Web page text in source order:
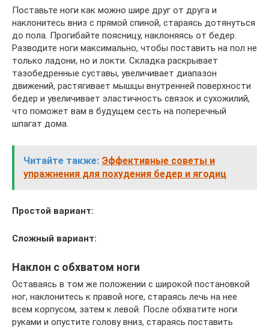
Поставьте ноги как можно шире друг от друга и
наклонитесь вниз с прямой спиной, стараясь дотянуться
до пола. Прогибайте поясницу, наклоняясь от бедер.
Разводите ноги максимально, чтобы поставить на пол не
только ладони, но и локти. Складка раскрывает
тазобедренные суставы, увеличивает диапазон
движений, растягивает мышцы внутренней поверхности
бедер и увеличивает эластичность связок и сухожилий,
что поможет вам в будущем сесть на поперечный
шпагат дома.
Читайте также: Эффективные советы и
упражнения для похудения бедер и ягодиц
Простой вариант:
Сложный вариант:
Наклон с обхватом ноги
Оставаясь в том же положении с широкой постановкой
ног, наклонитесь к правой ноге, стараясь лечь на нее
всем корпусом, затем к левой. После обхватите ноги
руками и опустите голову вниз, стараясь поставить